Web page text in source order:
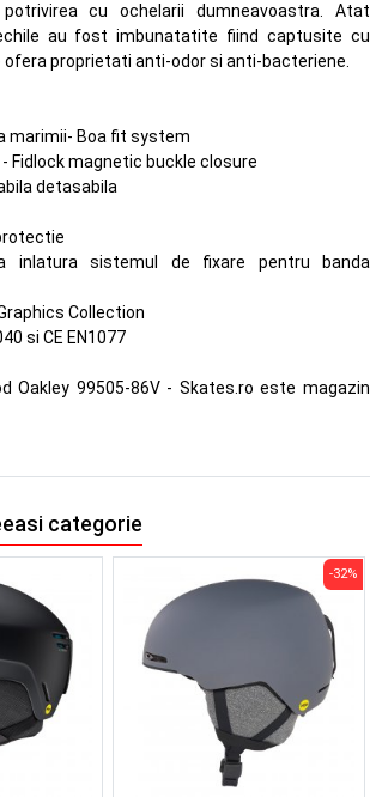
cu ochelarii dumneavoastra. Atat
au fost imbunatatite fiind captusite cu
proprietati anti-odor si anti-bacteriene.
marimii- Boa fit system
Fidlock magnetic buckle closure
detasabila
inlatura sistemul de fixare pentru banda
Collection
si CE EN1077
Oakley 99505-86V - Skates.ro este magazin
categorie
-32%